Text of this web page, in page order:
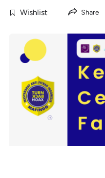
Wishlist Share